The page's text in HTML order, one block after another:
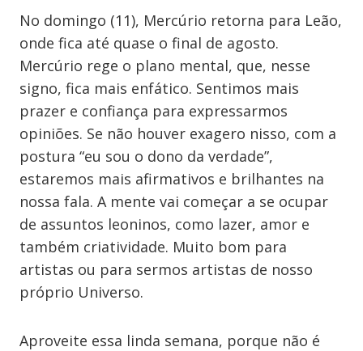
No domingo (11), Mercúrio retorna para Leão,
onde fica até quase o final de agosto.
Mercúrio rege o plano mental, que, nesse
signo, fica mais enfático. Sentimos mais
prazer e confiança para expressarmos
opiniões. Se não houver exagero nisso, com a
postura “eu sou o dono da verdade”,
estaremos mais afirmativos e brilhantes na
nossa fala. A mente vai começar a se ocupar
de assuntos leoninos, como lazer, amor e
também criatividade. Muito bom para
artistas ou para sermos artistas de nosso
próprio Universo.
Aproveite essa linda semana, porque não é